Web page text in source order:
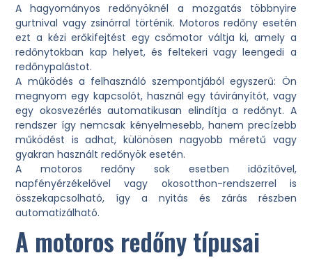
A hagyományos redőnyöknél a mozgatás többnyire
gurtnival vagy zsinórral történik. Motoros redőny esetén
ezt a kézi erőkifejtést egy csőmotor váltja ki, amely a
redőnytokban kap helyet, és feltekeri vagy leengedi a
redőnypalástot.
A működés a felhasználó szempontjából egyszerű: Ön
megnyom egy kapcsolót, használ egy távirányítót, vagy
egy okosvezérlés automatikusan elindítja a redőnyt. A
rendszer így nemcsak kényelmesebb, hanem precízebb
működést is adhat, különösen nagyobb méretű vagy
gyakran használt redőnyök esetén.
A motoros redőny sok esetben időzítővel,
napfényérzékelővel vagy okosotthon-rendszerrel is
összekapcsolható, így a nyitás és zárás részben
automatizálható.
A motoros redőny típusai